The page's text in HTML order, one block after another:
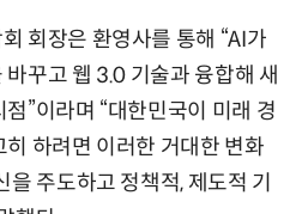
회장은 환영사를 통해 “AI가
꾸고 웹 3.0 기술과 융합해 새
”이라며 “대한민국이 미래 경
하려면 이러한 거대한 변화
주도하고 정책적, 제도적 기